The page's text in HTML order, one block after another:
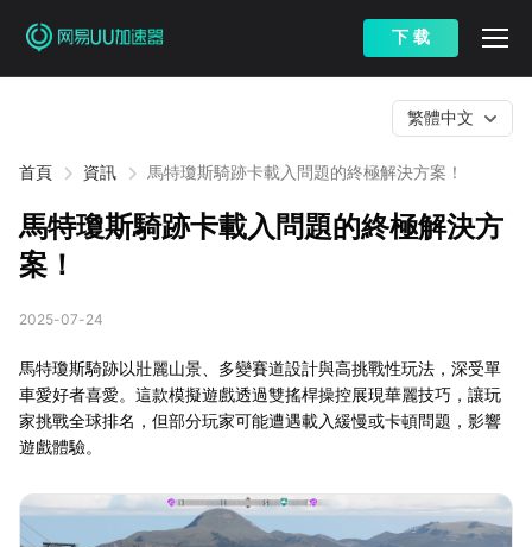
下 载
首頁 資訊 馬特瓊斯騎跡卡載入問題的終極解決方案！
繁體中文
馬特瓊斯騎跡卡載入問題的終極解決方
案！
2025-07-24
馬特瓊斯騎跡以壯麗山景、多變賽道設計與高挑戰性玩法，深受單
車愛好者喜愛。這款模擬遊戲透過雙搖桿操控展現華麗技巧，讓玩
家挑戰全球排名，但部分玩家可能遭遇載入緩慢或卡頓問題，影響
遊戲體驗。